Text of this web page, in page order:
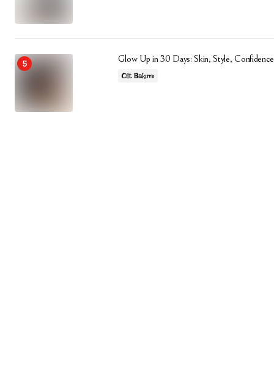
Glow Up in 30 Days: Skin, Style, Confidence
Cilt Bakımı